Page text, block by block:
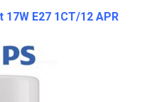
E27 1CT/12 APR